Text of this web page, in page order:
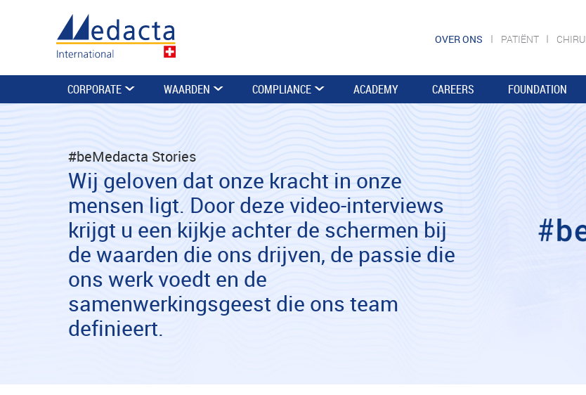
OVER ONS PATIËNT
CORPORATE WAARDEN COMPLIANCE ACADEMY CAREERS FOUNDATION
#beMedacta Stories
Wij geloven dat onze kracht in onze
mensen ligt. Door deze video-interviews
krijgt u een kijkje achter de schermen bij
de waarden die ons drijven, de passie die
ons werk voedt en de
samenwerkingsgeest die ons team
definieert.